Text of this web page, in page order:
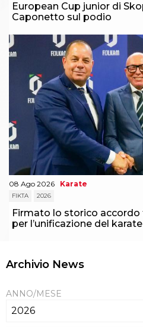
European Cup junior di
Caponetto sul podio
08 Ago 2026 Karate
FIKTA 2026
Firmato lo storico accordo
per l’unificazione del
Archivio News
ANNO/MESE
2026